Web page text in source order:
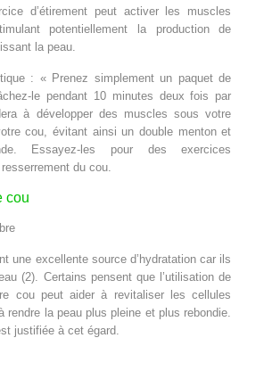
d’étirement peut activer les muscles
potentiellement la production de
la peau.
: « Prenez simplement un paquet de
le pendant 10 minutes deux fois par
à développer des muscles sous votre
cou, évitant ainsi un double menton et
Essayez-les pour des exercices
du cou.
cou
une excellente source d’hydratation car ils
(2). Certains pensent que l’utilisation de
cou peut aider à revitaliser les cellules
rendre la peau plus pleine et plus rebondie.
justifiée à cet égard.